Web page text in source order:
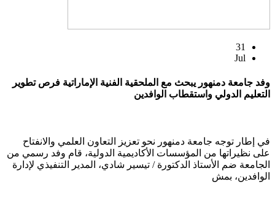
31
Jul
وفد جامعة دمنهور يبحث مع الملحقية الفنية الإماراتية فرص تطوير
التعليم الدولي واستقطاب الوافدين
في إطار توجه جامعة دمنهور نحو تعزيز التعاون العلمي والانفتاح
على نظيراتها من المؤسسات الأكاديمية الدولية، قام وفد رسمي من
الجامعة ضم الأستاذ الدكتورة / تيسير شادي، المدير التنفيذي لإدارة
الوافدين، بمش